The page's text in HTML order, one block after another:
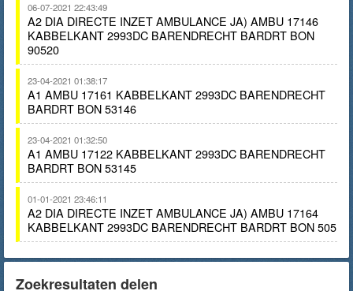
06-07-2021 22:43:49
A2 DIA DIRECTE INZET AMBULANCE JA) AMBU 17146
KABBELKANT 2993DC BARENDRECHT BARDRT BON
90520
23-04-2021 01:38:17
A1 AMBU 17161 KABBELKANT 2993DC BARENDRECHT
BARDRT BON 53146
23-04-2021 01:32:50
A1 AMBU 17122 KABBELKANT 2993DC BARENDRECHT
BARDRT BON 53145
01-01-2021 23:46:11
A2 DIA DIRECTE INZET AMBULANCE JA) AMBU 17164
KABBELKANT 2993DC BARENDRECHT BARDRT BON 505
Zoekresultaten delen